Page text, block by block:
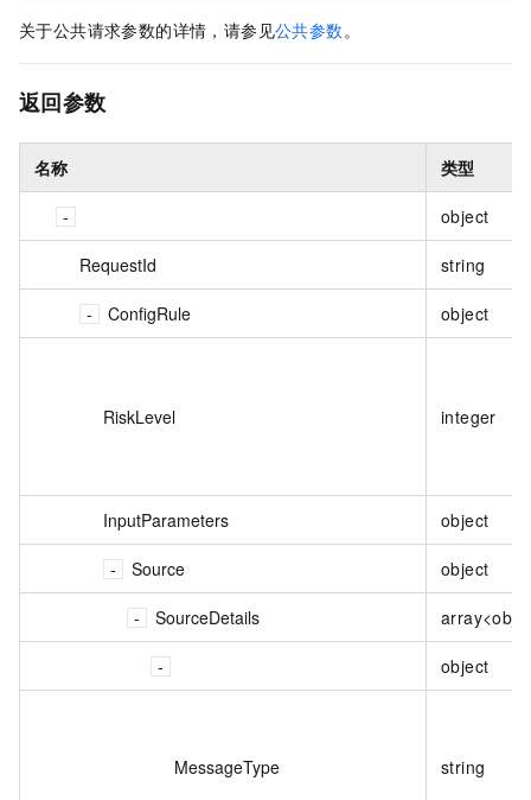
关于公共请求参数的详情，请参见公共参数 。
返回参数
名称 类型
object
RequestId string
ConfigRule object
RiskLevel integer
InputParameters object
Source object
SourceDetails
object
MessageType string